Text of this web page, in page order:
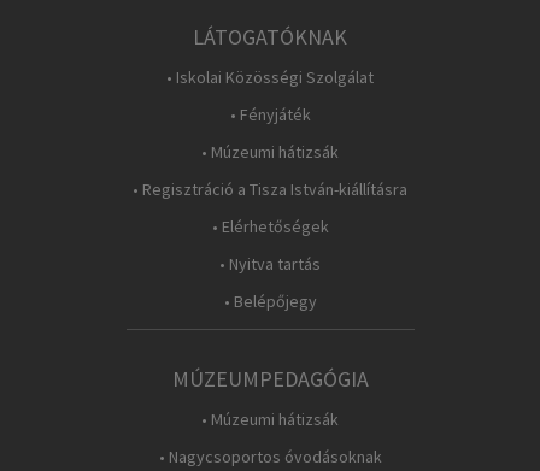
LÁTOGATÓKNAK
• Iskolai Közösségi Szolgálat
• Fényjáték
• Múzeumi hátizsák
• Regisztráció a Tisza István-kiállításra
• Elérhetőségek
• Nyitva tartás
• Belépőjegy
MÚZEUMPEDAGÓGIA
• Múzeumi hátizsák
• Nagycsoportos óvodásoknak